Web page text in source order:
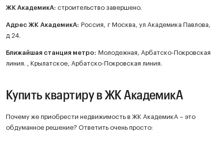
ЖК АкадемикА: строительство завершено.
Адрес ЖК АкадемикА: Россия, г Москва, ул Академика Павлова,
д 24.
Ближайшая станция метро: Молодежная, Арбатско-Покровская
линия. , Крылатское, Арбатско-Покровская линия.
Купить квартиру в ЖК АкадемикА
Почему же приобрести недвижимость в ЖК АкадемикА – это
обдуманное решение? Ответить очень просто: